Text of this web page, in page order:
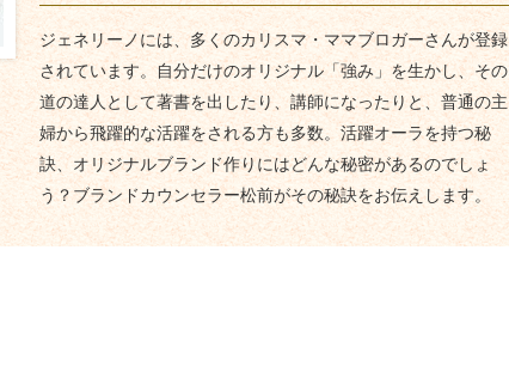
ジェネリーノには、多くのカリスマ・ママブロガーさんが登録
されています。自分だけのオリジナル「強み」を生かし、その
道の達人として著書を出したり、講師になったりと、普通の主
婦から飛躍的な活躍をされる方も多数。活躍オーラを持つ秘
訣、オリジナルブランド作りにはどんな秘密があるのでしょ
う？ブランドカウンセラー松前がその秘訣をお伝えします。